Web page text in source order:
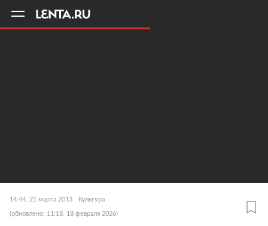
14:44, 21 марта 2013 Культура
(обновлено: 11:18, 18 февраля 2026)